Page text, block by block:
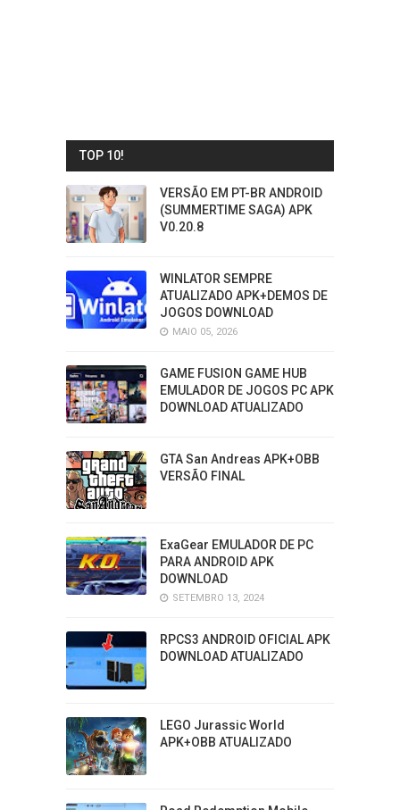
TOP 10!
VERSÃO EM PT-BR ANDROID
(SUMMERTIME SAGA) APK
V0.20.8
WINLATOR SEMPRE
ATUALIZADO APK+DEMOS DE
JOGOS DOWNLOAD
MAIO 05, 2026
GAME FUSION GAME HUB
EMULADOR DE JOGOS PC APK
DOWNLOAD ATUALIZADO
GTA San Andreas APK+OBB
VERSÃO FINAL
ExaGear EMULADOR DE PC
PARA ANDROID APK
DOWNLOAD
SETEMBRO 13, 2024
RPCS3 ANDROID OFICIAL APK
DOWNLOAD ATUALIZADO
LEGO Jurassic World
APK+OBB ATUALIZADO